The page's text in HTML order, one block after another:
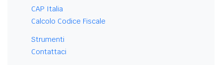
CAP Italia
Calcolo Codice Fiscale
Strumenti
Contattaci